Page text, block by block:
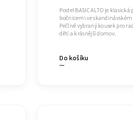
Do košíku
Postel BASIC ALTO je klasická
bočnicemi ve
Pečlivě vybraný kousek pro
dětí a krásnější domov.